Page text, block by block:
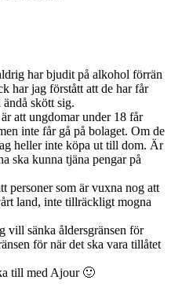
har bjudit på alkohol förrän
har jag förstått att de har får
skött sig.
att ungdomar under 18 får
inte får gå på bolaget. Om de
heller inte köpa ut till dom. Är
ska kunna tjäna pengar på
personer som är vuxna nog att
land, inte tillräckligt mogna
vill sänka åldersgränsen för
för när det ska vara tillåtet
till med Ajour 🙂